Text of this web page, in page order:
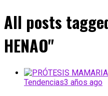
All posts
HENAO"
Tendencias3 años ago